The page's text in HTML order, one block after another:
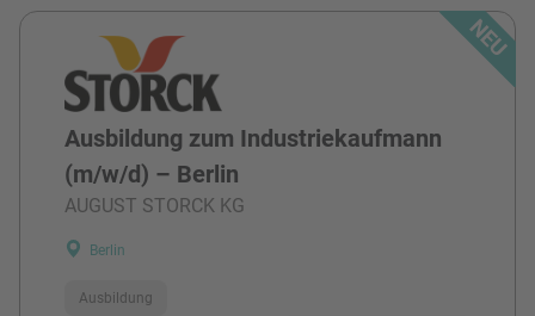
Ausbildung zum Industriekaufmann
(m/w/d) – Berlin
AUGUST STORCK KG
Berlin
Ausbildung